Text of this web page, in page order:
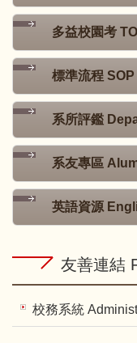
多益校園考
標準流程 SOP
系所評鑑
系友專區
英語資源
友善連結
校務系統